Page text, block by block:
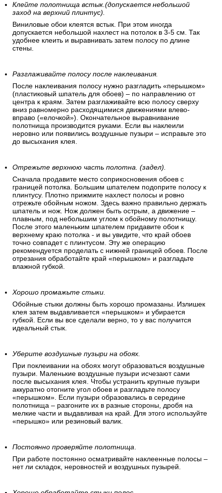
Клейте полотнища встык.(допускается небольшой
заход на верхний плинтус).
Виниловые обои клеятся встык. При этом иногда
допускается небольшой нахлест на потолок в 3-5 см. Так
удобнее клеить и выравнивать затем полосу по длине
стены.
Разглаживайте полосу после наклеивания.
После наклеивания полосу нужно разгладить «перышком»
(пластиковый шпатель для обоев) – по направлению от
центра к краям. Затем разглаживайте всю полосу сверху
вниз равномерно расходящимися движениями влево-
вправо («елочкой»). Окончательное выравнивание
полотнища производится руками. Если вы наклеили
неровно или появились воздушные пузыри – исправьте это
до высыхания клея.
Отрежьте верхнюю часть полотна. (задел).
Сначала продавите место соприкосновения обоев с
границей потолка. Большим шпателем подоприте полосу к
плинтусу. Плотно прижмите нахлест полосы и ровно
отрежьте обойным ножом. Здесь важно правильно держать
шпатель и нож. Нож должен быть острым, а движение –
плавным, под небольшим углом к обойному полотнищу.
После этого маленьким шпателем придавите обои к
верхнему краю потолка - и вы увидите, что край обоев
точно совпадет с плинтусом. Эту же операцию
рекомендуется проделать с нижней границей обоев. После
отрезания обработайте край «перышком» и разгладьте
влажной губкой.
Хорошо промажьте стыки.
Обойные стыки должны быть хорошо промазаны. Излишек
клея затем выдавливается «перышком» и убирается
губкой. Если вы все сделали верно, то у вас получится
идеальный стык.
Уберите воздушные пузыри на обоях.
При поклеивании на обоях могут образоваться воздушные
пузыри. Маленькие воздушные пузыри исчезают сами
после высыхания клея. Чтобы устранить крупные пузыри
аккуратно отогните угол обоев и разгладьте полосу
«перышком». Если пузыри образовались в середине
полотнища – разгоните их в разные стороны, дробя на
мелкие части и выдавливая на край. Для этого используйте
«перышко» или резиновый валик.
Постоянно проверяйте полотнища.
При работе постоянно осматривайте наклеенные полосы –
нет ли складок, неровностей и воздушных пузырей.